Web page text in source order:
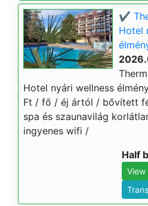
✔️
Hotel
Hotel nyári wellness
Ft / fő / éj ártól / bővített
spa és szaunavilág
ingyenes wifi /
Half
View